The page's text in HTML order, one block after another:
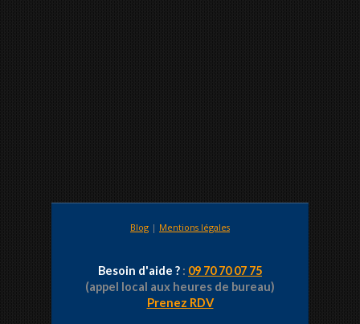
Blog | Mentions légales
Besoin d'aide ? : 09 70 70 07 75
(appel local aux heures de bureau)
Prenez RDV